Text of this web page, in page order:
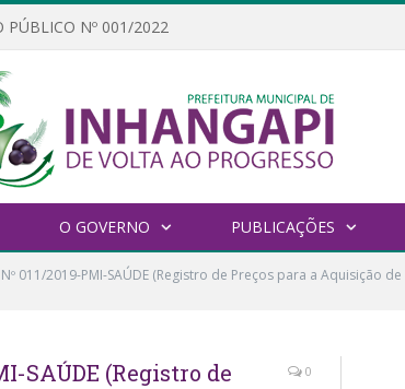
PÚBLICO Nº 001/2022
O GOVERNO PUBLICAÇÕES
Nº 011/2019-PMI-SAÚDE (Registro de Preços para a
SAÚDE (Registro de
0